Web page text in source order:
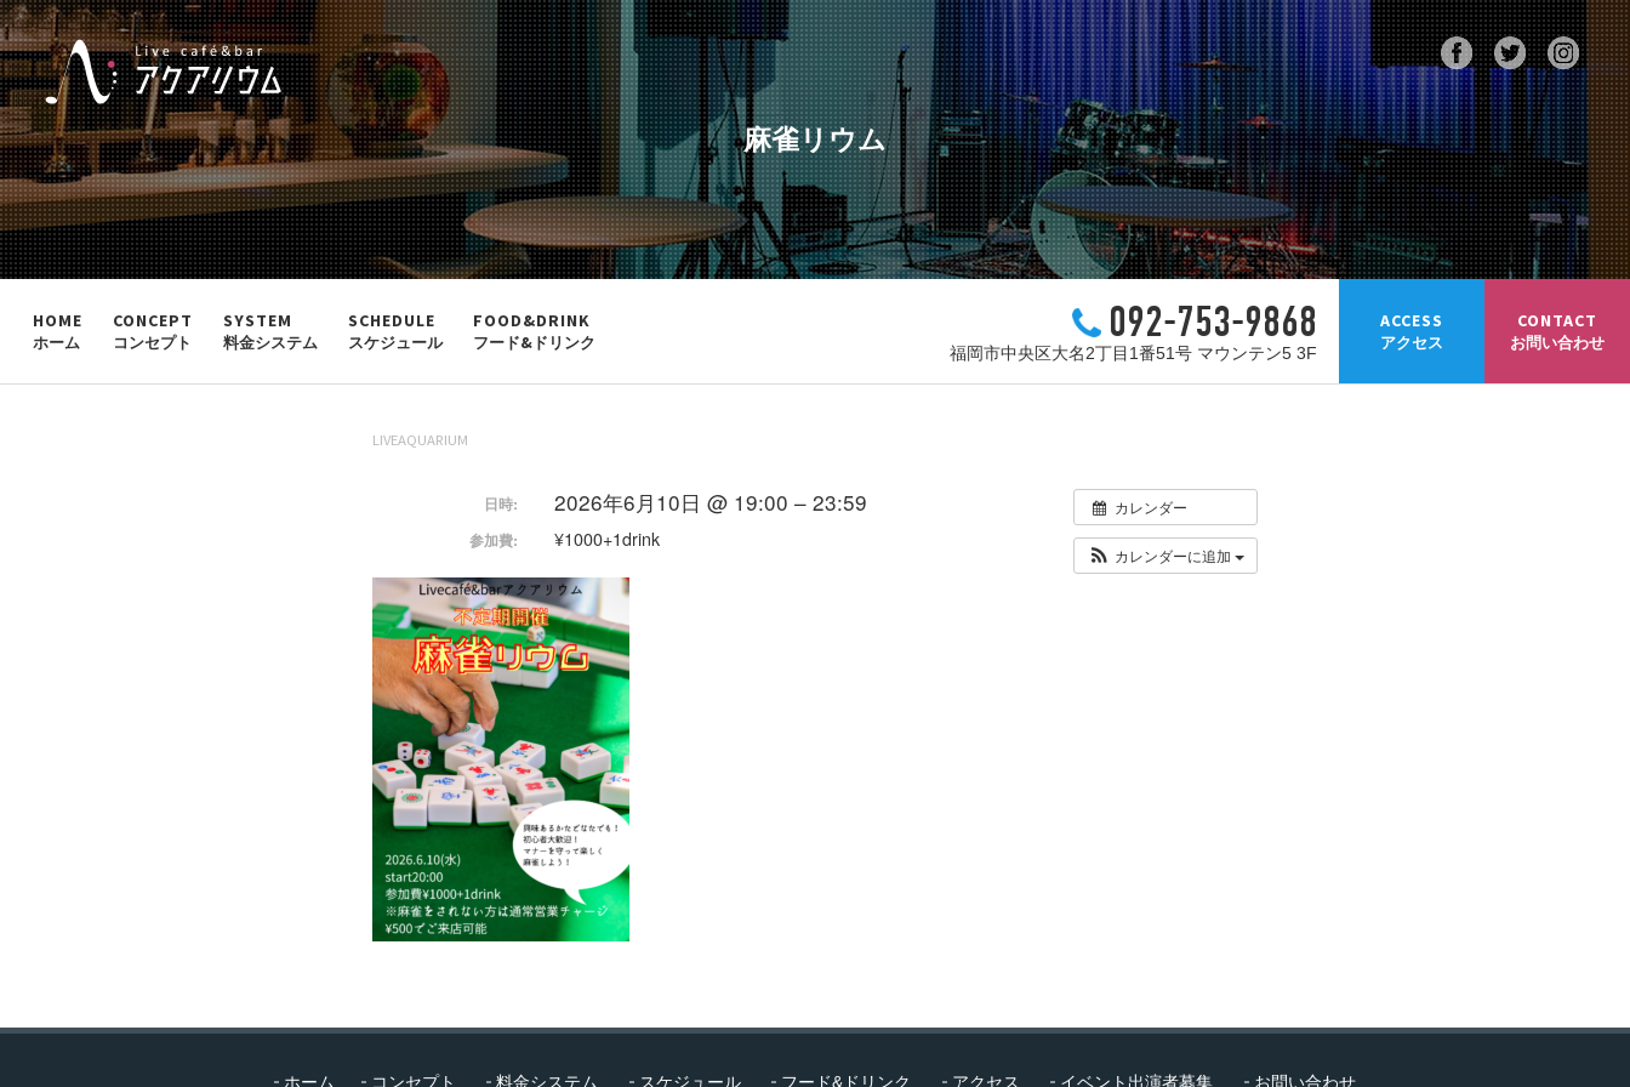
麻雀リウム
HOME
ホーム
CONCEPT
コンセプト
SYSTEM
料金システム
SCHEDULE
スケジュール
FOOD&DRINK
フード&ドリンク
CONTACT
お問い合わせ
ACCESS
アクセス
092-753-9868
福岡市中央区大名2丁目1番51号 マウンテン5 3F
LIVEAQUARIUM
カレンダー
カレンダーに追加
日時: 2026年6月10日 @ 19:00 – 23:59
参加費: ¥1000+1drink
ホーム コンセプト 料金システム スケジュール フード&ドリンク アクセス イベント出演者募集 お問い合わせ